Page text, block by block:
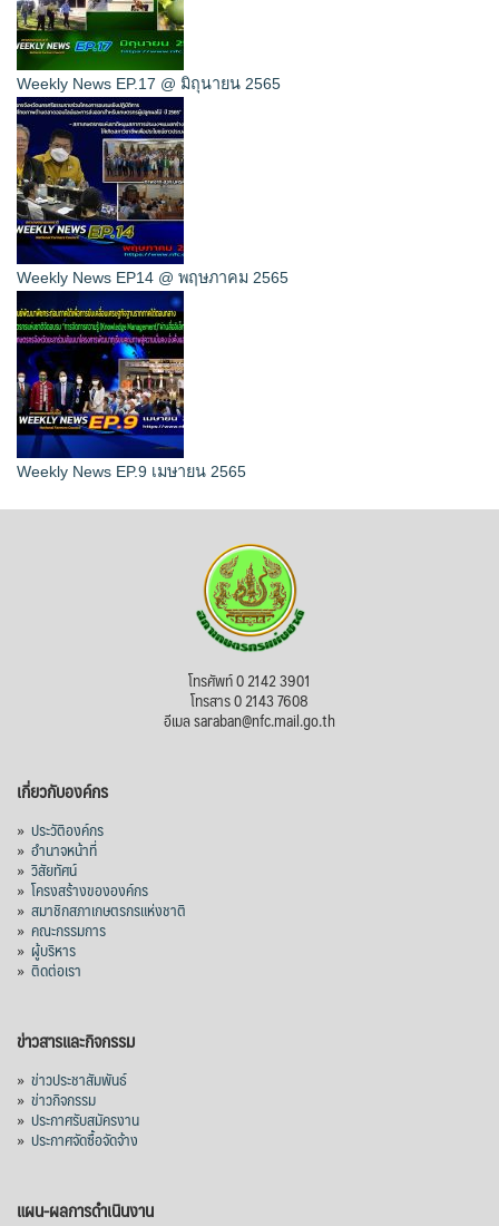
Weekly News EP.17 @ มิถุนายน 2565
Weekly News EP14 @ พฤษภาคม 2565
Weekly News EP.9 เมษายน 2565
โทรศัพท์ 0 2142 3901
โทรสาร 0 2143 7608
อีเมล saraban@nfc.mail.go.th
เกี่ยวกับองค์กร
» ประวัติองค์กร
» อำนาจหน้าที่
» วิสัยทัศน์
» โครงสร้างขององค์กร
» สมาชิกสภาเกษตรกรแห่งชาติ
» คณะกรรมการ
» ผู้บริหาร
» ติดต่อเรา
ข่าวสารและกิจกรรม
» ข่าวประชาสัมพันธ์
» ข่าวกิจกรรม
» ประกาศรับสมัครงาน
» ประกาศจัดซื้อจัดจ้าง
แผน-ผลการดำเนินงาน